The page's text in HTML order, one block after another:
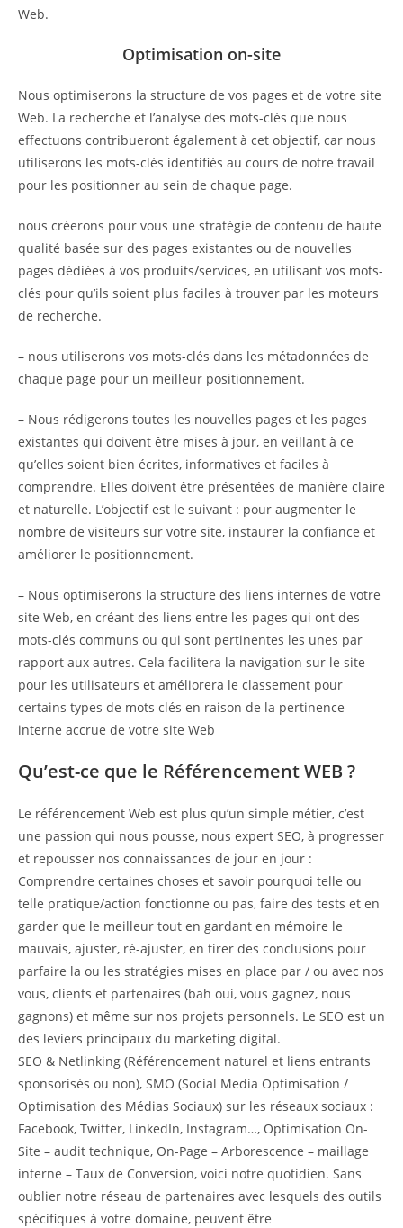
Web.
Optimisation on-site
Nous optimiserons la structure de vos pages et de votre site
Web. La recherche et l’analyse des mots-clés que nous
effectuons contribueront également à cet objectif, car nous
utiliserons les mots-clés identifiés au cours de notre travail
pour les positionner au sein de chaque page.
nous créerons pour vous une stratégie de contenu de haute
qualité basée sur des pages existantes ou de nouvelles
pages dédiées à vos produits/services, en utilisant vos mots-
clés pour qu’ils soient plus faciles à trouver par les moteurs
de recherche.
– nous utiliserons vos mots-clés dans les métadonnées de
chaque page pour un meilleur positionnement.
– Nous rédigerons toutes les nouvelles pages et les pages
existantes qui doivent être mises à jour, en veillant à ce
qu’elles soient bien écrites, informatives et faciles à
comprendre. Elles doivent être présentées de manière claire
et naturelle. L’objectif est le suivant : pour augmenter le
nombre de visiteurs sur votre site, instaurer la confiance et
améliorer le positionnement.
– Nous optimiserons la structure des liens internes de votre
site Web, en créant des liens entre les pages qui ont des
mots-clés communs ou qui sont pertinentes les unes par
rapport aux autres. Cela facilitera la navigation sur le site
pour les utilisateurs et améliorera le classement pour
certains types de mots clés en raison de la pertinence
interne accrue de votre site Web
Qu’est-ce que le Référencement WEB ?
Le référencement Web est plus qu’un simple métier, c’est
une passion qui nous pousse, nous expert SEO, à progresser
et repousser nos connaissances de jour en jour :
Comprendre certaines choses et savoir pourquoi telle ou
telle pratique/action fonctionne ou pas, faire des tests et en
garder que le meilleur tout en gardant en mémoire le
mauvais, ajuster, ré-ajuster, en tirer des conclusions pour
parfaire la ou les stratégies mises en place par / ou avec nos
vous, clients et partenaires (bah oui, vous gagnez, nous
gagnons) et même sur nos projets personnels. Le SEO est un
des leviers principaux du marketing digital.
SEO & Netlinking (Référencement naturel et liens entrants
sponsorisés ou non), SMO (Social Media Optimisation /
Optimisation des Médias Sociaux) sur les réseaux sociaux :
Facebook, Twitter, LinkedIn, Instagram…, Optimisation On-
Site – audit technique, On-Page – Arborescence – maillage
interne – Taux de Conversion, voici notre quotidien. Sans
oublier notre réseau de partenaires avec lesquels des outils
spécifiques à votre domaine, peuvent être